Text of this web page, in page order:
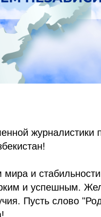
журналистики
и
и успешным.
Пусть слово